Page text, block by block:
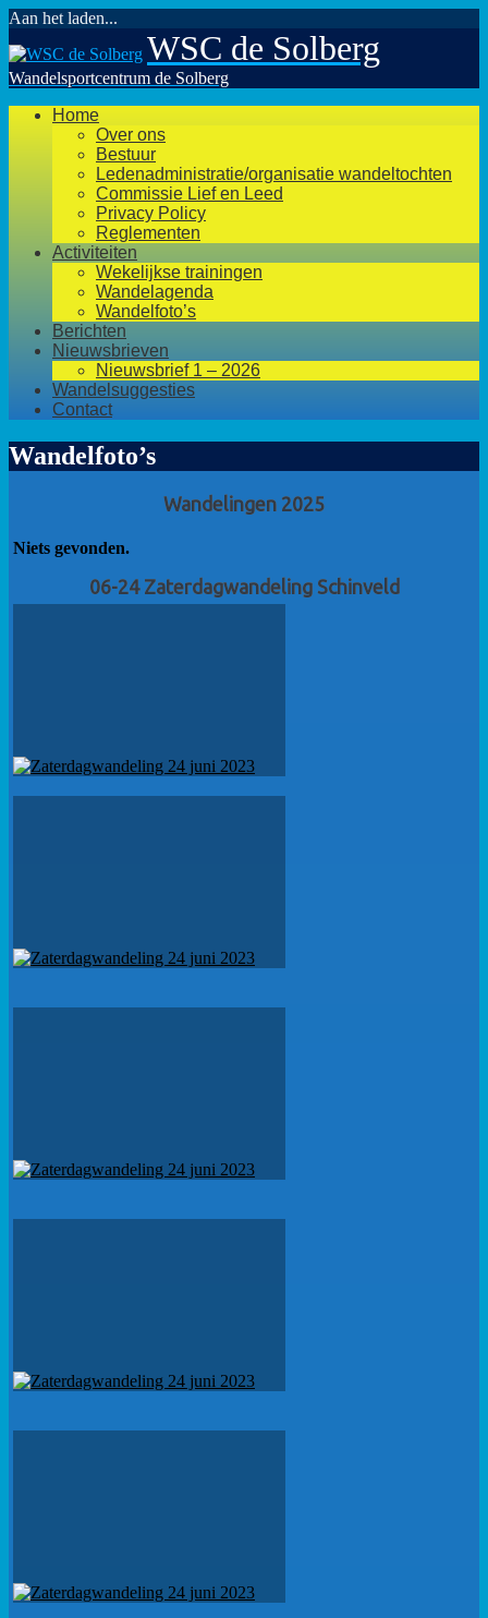
Aan het laden...
naar
de
WSC de Solberg
Wandelsportcentrum de Solberg
Home
Over ons
Bestuur
Ledenadministratie/organisatie wandeltochten
Commissie Lief en Leed
Privacy Policy
Reglementen
Activiteiten
Wekelijkse trainingen
Wandelagenda
Wandelfoto’s
Berichten
Nieuwsbrieven
Nieuwsbrief 1 – 2026
Wandelsuggesties
Contact
Wandelfoto’s
Wandelingen 2025
Niets gevonden.
06-24 Zaterdagwandeling Schinveld